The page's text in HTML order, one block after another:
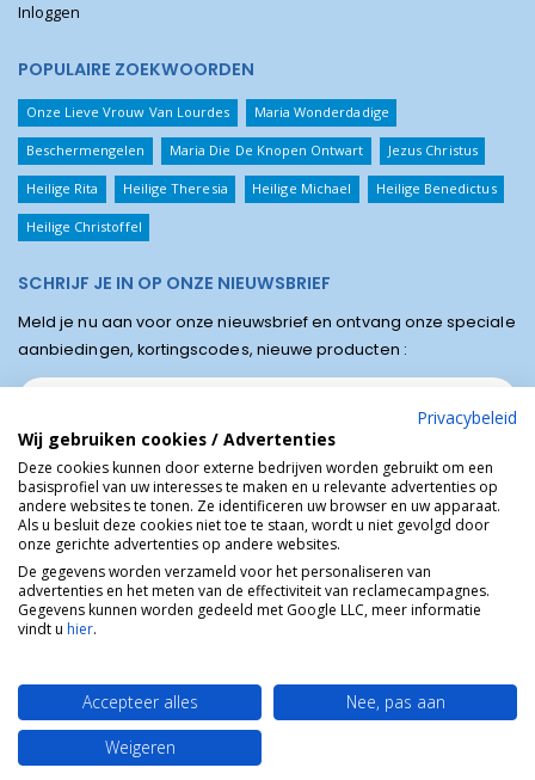
Inloggen
POPULAIRE ZOEKWOORDEN
Onze Lieve Vrouw Van Lourdes Maria Wonderdadige
Beschermengelen Maria Die De Knopen Ontwart Jezus Christus
Heilige Rita Heilige Theresia Heilige Michael Heilige Benedictus
Heilige Christoffel
SCHRIJF JE IN OP ONZE NIEUWSBRIEF
Meld je nu aan voor onze nieuwsbrief en ontvang onze speciale
aanbiedingen, kortingscodes, nieuwe producten :
Winkel van Lourdes © Religieuze online winkel van het bedevaartsoord
Lourdes in Frankrijk.
Privacybeleid
Wij gebruiken cookies / Advertenties
Deze cookies kunnen door externe bedrijven worden gebruikt om een
basisprofiel van uw interesses te maken en u relevante advertenties op
andere websites te tonen. Ze identificeren uw browser en uw apparaat.
Als u besluit deze cookies niet toe te staan, wordt u niet gevolgd door
onze gerichte advertenties op andere websites.
De gegevens worden verzameld voor het personaliseren van
advertenties en het meten van de effectiviteit van reclamecampagnes.
Gegevens kunnen worden gedeeld met Google LLC, meer informatie
vindt u hier.
Accepteer alles
Nee, pas aan
Weigeren